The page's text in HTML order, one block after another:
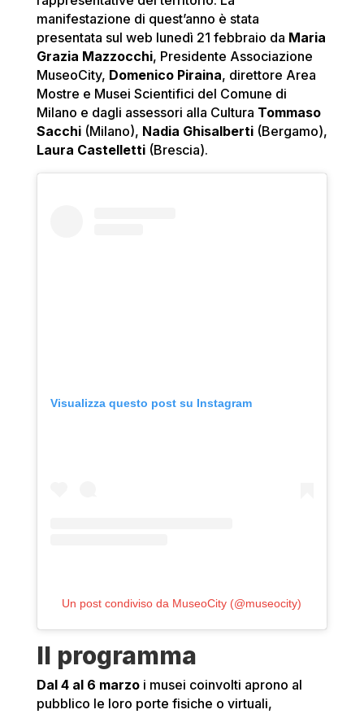
manifestazione di quest’anno è stata
presentata sul web lunedì 21 febbraio da Maria
Grazia Mazzocchi, Presidente Associazione
MuseoCity, Domenico Piraina, direttore Area
Mostre e Musei Scientifici del Comune di
Milano e dagli assessori alla Cultura Tommaso
Sacchi(Milano), Nadia Ghisalberti(Bergamo),
Laura Castelletti (Brescia).
Visualizza questo post su Instagram
Un post condiviso da MuseoCity (@museocity)
Il programma
Dal 4 al 6 marzoi musei coinvolti aprono al
pubblico le loro porte fisiche o virtuali,